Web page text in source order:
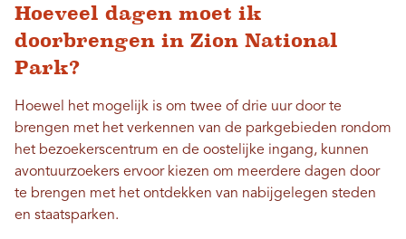
Hoeveel dagen moet ik
doorbrengen in Zion National
Park?
Hoewel het mogelijk is om twee of drie uur door te
brengen met het verkennen van de parkgebieden rondom
het bezoekerscentrum en de oostelijke ingang, kunnen
avontuurzoekers ervoor kiezen om meerdere dagen door
te brengen met het ontdekken van nabijgelegen steden
en staatsparken.